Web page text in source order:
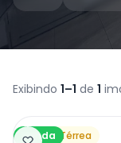
Exibindo 1–1 de 1
Venda
Casa Térrea